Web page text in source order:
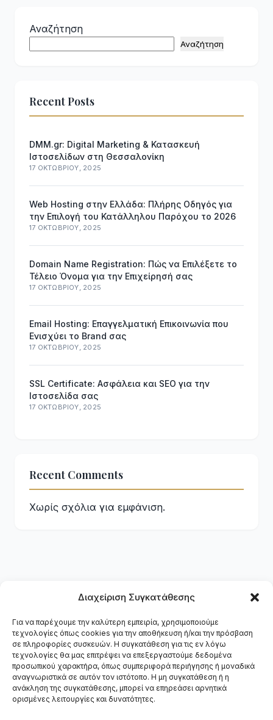
Διαχείριση Συγκατάθεσης
Για να παρέχουμε την καλύτερη εμπειρία, χρησιμοποιούμε
τεχνολογίες όπως cookies για την αποθήκευση ή/και την πρόσβαση
σε πληροφορίες συσκευών. Η συγκατάθεση για τις εν λόγω
τεχνολογίες θα μας επιτρέψει να επεξεργαστούμε δεδομένα
προσωπικού χαρακτήρα, όπως συμπεριφορά περιήγησης ή μοναδικά
αναγνωριστικά σε αυτόν τον ιστότοπο. Η μη συγκατάθεση ή η
ανάκληση της συγκατάθεσης, μπορεί να επηρεάσει αρνητικά
ορισμένες λειτουργίες και δυνατότητες.
Αναζήτηση
Αναζήτηση
Recent Posts
DMM.gr: Digital Marketing & Κατασκευή
Ιστοσελίδων στη Θεσσαλονίκη
17 ΟΚΤΩΒΡΊΟΥ, 2025
Web Hosting στην Ελλάδα: Πλήρης Οδηγός για
την Επιλογή του Κατάλληλου Παρόχου το 2026
17 ΟΚΤΩΒΡΊΟΥ, 2025
Domain Name Registration: Πώς να Επιλέξετε το
Τέλειο Όνομα για την Επιχείρησή σας
17 ΟΚΤΩΒΡΊΟΥ, 2025
Email Hosting: Επαγγελματική Επικοινωνία που
Ενισχύει το Brand σας
17 ΟΚΤΩΒΡΊΟΥ, 2025
SSL Certificate: Ασφάλεια και SEO για την
Ιστοσελίδα σας
17 ΟΚΤΩΒΡΊΟΥ, 2025
Recent Comments
Χωρίς σχόλια για εμφάνιση.
DMM.gr
Ψηφιακό Marketing Agency — Κατασκευή ιστοσελίδων,
SEO, Google Ads & Social Media στη Θεσσαλονίκη.
ΥπηρεσίεςΈργαΔιαδικασίαΕπικοινωνία